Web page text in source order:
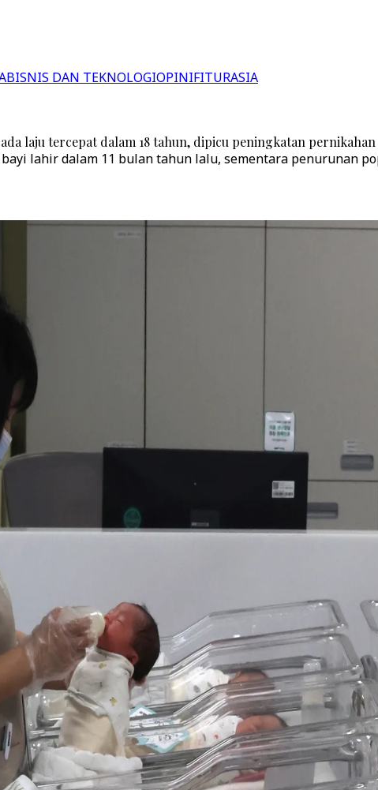
BISNIS DAN TEKNOLOGIOPINIFITURASIA
laju tercepat dalam 18 tahun, dipicu peningkatan pernikahan
lahir dalam 11 bulan tahun lalu, sementara penurunan